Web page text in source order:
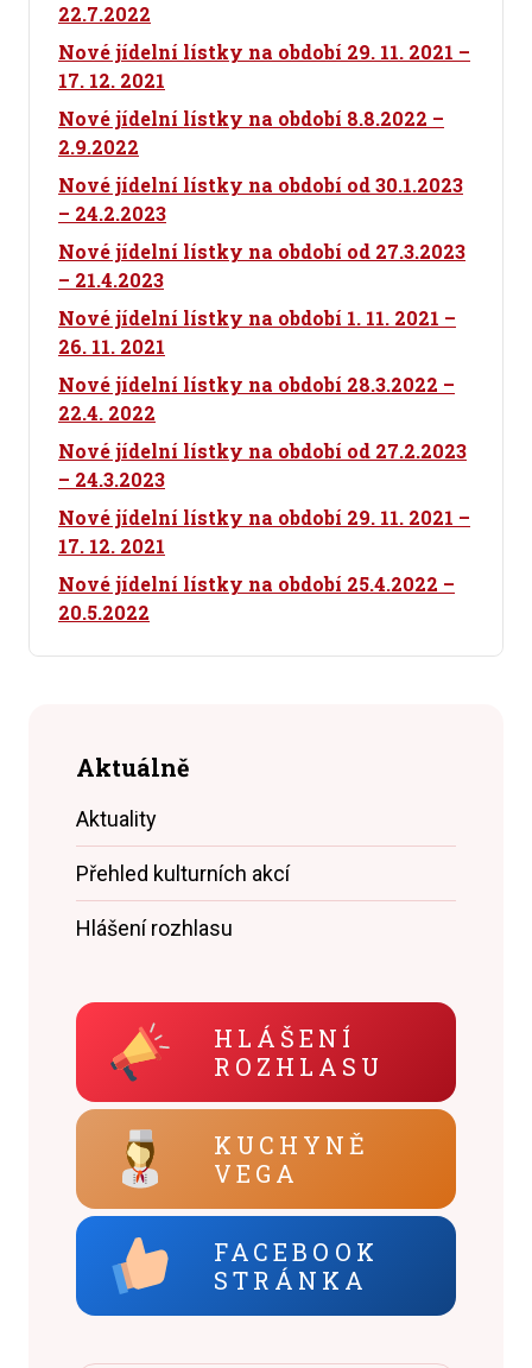
22.7.2022
Nové jídelní lístky na období 29. 11. 2021 –
17. 12. 2021
Nové jídelní lístky na období 8.8.2022 –
2.9.2022
Nové jídelní lístky na období od 30.1.2023
– 24.2.2023
Nové jídelní lístky na období od 27.3.2023
– 21.4.2023
Nové jídelní lístky na období 1. 11. 2021 –
26. 11. 2021
Nové jídelní lístky na období 28.3.2022 –
22.4. 2022
Nové jídelní lístky na období od 27.2.2023
– 24.3.2023
Nové jídelní lístky na období 29. 11. 2021 –
17. 12. 2021
Nové jídelní lístky na období 25.4.2022 –
20.5.2022
Aktuálně
Aktuality
Přehled kulturních akcí
Hlášení rozhlasu
HLÁŠENÍ
ROZHLASU
KUCHYNĚ
VEGA
FACEBOOK
STRÁNKA